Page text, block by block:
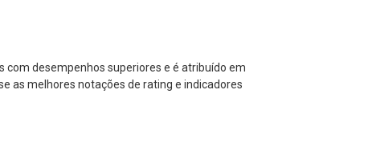
com desempenhos superiores e é atribuído em
as melhores notações de rating e indicadores